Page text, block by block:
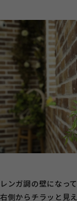
レンガ調の壁になっ
右側からチラッと見